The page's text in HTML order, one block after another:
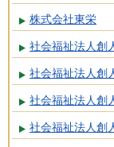
株式会社東栄
社会福祉法人創
社会福祉法人創
社会福祉法人創
社会福祉法人創